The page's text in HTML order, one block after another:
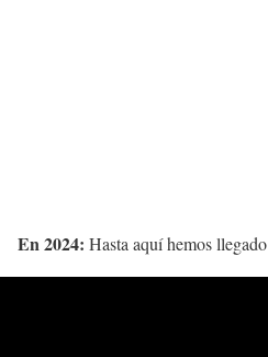
En 2024: Hasta aquí hemos llegado